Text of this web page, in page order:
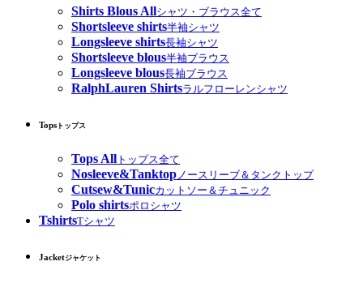
Shirts Blous Allシャツ・ブラウス全て
Shortsleeve shirts半袖シャツ
Longsleeve shirts長袖シャツ
Shortsleeve blous半袖ブラウス
Longsleeve blous長袖ブラウス
RalphLauren Shirtsラルフローレンシャツ
Tops トップス
Tops All トップス全て
Nosleeve&Tanktopノースリーブ＆タンクトップ
Cutsew&Tunicカットソー＆チュニック
Polo shirtsポロシャツ
TshirtsTシャツ
Jacketジャケット